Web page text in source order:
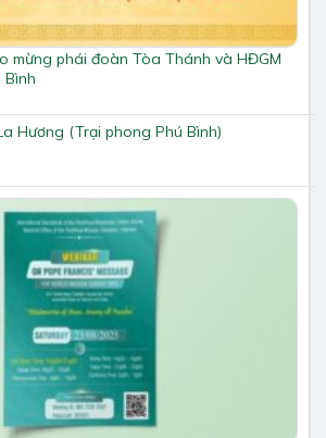
mừng phái đoàn Tòa Thánh và HĐGM
Hương (Trại phong Phú Bình)